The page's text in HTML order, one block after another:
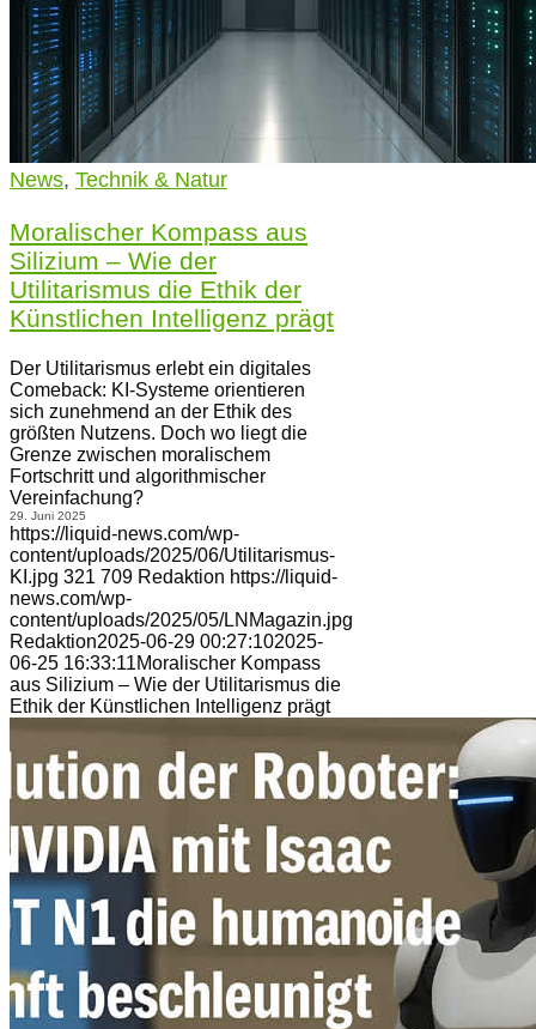
News, Technik & Natur
Moralischer Kompass aus
Silizium – Wie der
Utilitarismus die Ethik der
Künstlichen Intelligenz prägt
Der Utilitarismus erlebt ein digitales
Comeback: KI-Systeme orientieren
sich zunehmend an der Ethik des
größten Nutzens. Doch wo liegt die
Grenze zwischen moralischem
Fortschritt und algorithmischer
Vereinfachung?
29. Juni 2025
https://liquid-news.com/wp-
content/uploads/2025/06/Utilitarismus-
KI.jpg 321 709 Redaktion https://liquid-
news.com/wp-
content/uploads/2025/05/LNMagazin.jpg
Redaktion2025-06-29 00:27:102025-
06-25 16:33:11Moralischer Kompass
aus Silizium – Wie der Utilitarismus die
Ethik der Künstlichen Intelligenz prägt